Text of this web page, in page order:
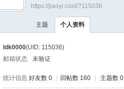
›
https://jiaoyi.cool/?115036
主题 个人资料
Idk0000(UID: 115036)
邮箱状态
未验证
统计信息 好友数 0 回帖数 160 主题数 0